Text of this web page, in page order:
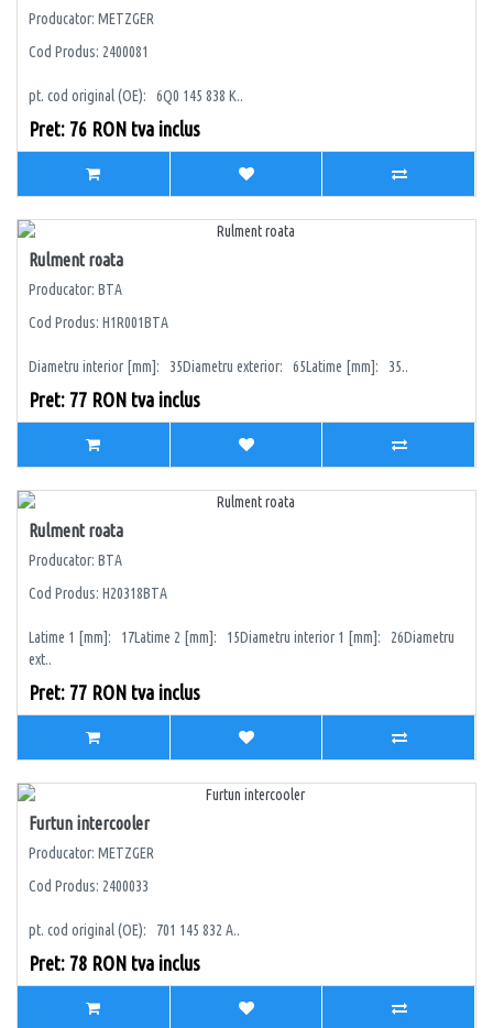
Producator: METZGER
Cod Produs: 2400081
pt. cod original (OE): 6Q0 145 838 K..
Pret: 76 RON tva inclus
Rulment roata
Producator: BTA
Cod Produs: H1R001BTA
Diametru interior [mm]: 35Diametru exterior: 65Latime [mm]: 35..
Pret: 77 RON tva inclus
Rulment roata
Producator: BTA
Cod Produs: H20318BTA
Latime 1 [mm]: 17Latime 2 [mm]: 15Diametru interior 1 [mm]: 26Diametru
ext..
Pret: 77 RON tva inclus
Furtun intercooler
Producator: METZGER
Cod Produs: 2400033
pt. cod original (OE): 701 145 832 A..
Pret: 78 RON tva inclus